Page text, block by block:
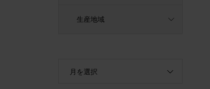
生産地域
月を選択